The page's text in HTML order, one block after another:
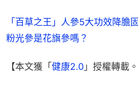
「百草之王」人參5大功效降膽
粉光參是花旗參嗎？
【本文獲「 健康2.0 」授權轉載。